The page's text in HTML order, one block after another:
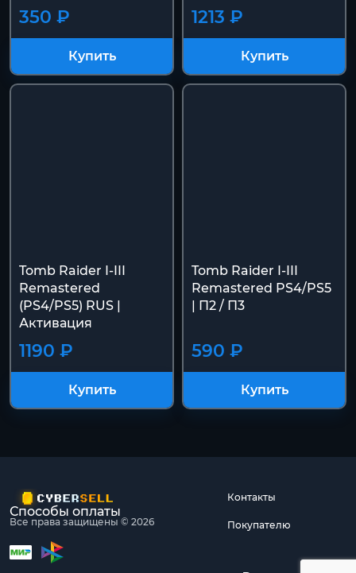
350 ₽
Купить
1213 ₽
Купить
Tomb Raider I-III
Remastered
(PS4/PS5) RUS |
Активация
1190 ₽
Купить
Tomb Raider I-III
Remastered PS4/PS5
| П2 / П3
590 ₽
Купить
Все права защищены © 2026
Контакты
Покупателю
Способы оплаты